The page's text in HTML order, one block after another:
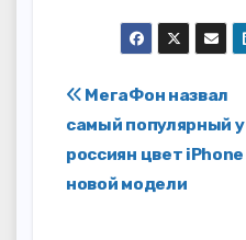
Навигация
по
записям
МегаФон назвал
самый популярный у
россиян цвет iPhone
новой модели